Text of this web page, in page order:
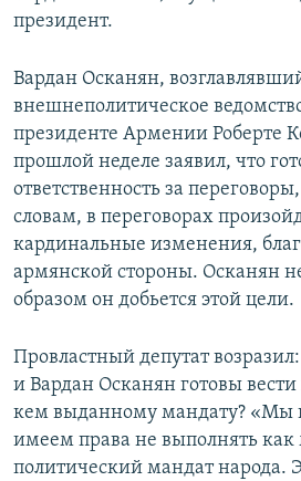
президент.
Вардан Осканян,
внешнеполитическое
президенте Армении Роберте
прошлой неделе заявил, что
ответственность за
словам, в переговорах
кардинальные изменения,
армянской стороны. Осканян
образом он добьется этой цели.
Провластный депутат
и Вардан Осканян готовы
кем выданному мандату? «Мы
имеем права не выполнять
политический мандат народа.